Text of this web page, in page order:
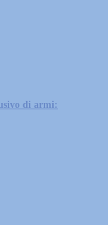
di armi: